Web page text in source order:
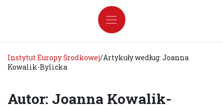
Instytut Europy Środkowej/Artykuły według: Joanna
Kowalik-Bylicka
Autor: Joanna Kowalik-